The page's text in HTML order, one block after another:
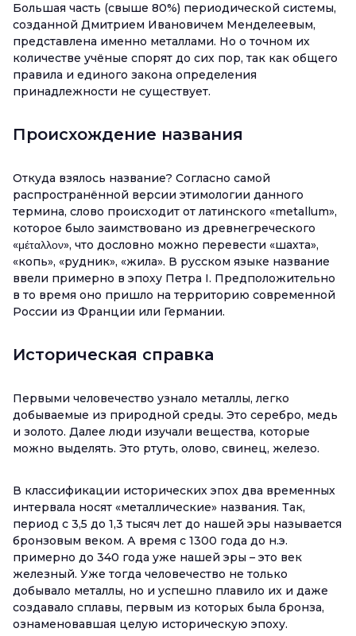
Большая часть (свыше 80%) периодической системы,
созданной Дмитрием Ивановичем Менделеевым,
представлена именно металлами. Но о точном их
количестве учёные спорят до сих пор, так как общего
правила и единого закона определения
принадлежности не существует.
Происхождение названия
Откуда взялось название? Согласно самой
распространённой версии этимологии данного
термина, слово происходит от латинского «metallum»,
которое было заимствовано из древнегреческого
«μέταλλον», что дословно можно перевести «шахта»,
«копь», «рудник», «жила». В русском языке название
ввели примерно в эпоху Петра I. Предположительно
в то время оно пришло на территорию современной
России из Франции или Германии.
Историческая справка
Первыми человечество узнало металлы, легко
добываемые из природной среды. Это серебро, медь
и золото. Далее люди изучали вещества, которые
можно выделять. Это ртуть, олово, свинец, железо.
В классификации исторических эпох два временных
интервала носят «металлические» названия. Так,
период с 3,5 до 1,3 тысяч лет до нашей эры называется
бронзовым веком. А время с 1300 года до н.э.
примерно до 340 года уже нашей эры – это век
железный. Уже тогда человечество не только
добывало металлы, но и успешно плавило их и даже
создавало сплавы, первым из которых была бронза,
ознаменовавшая целую историческую эпоху.